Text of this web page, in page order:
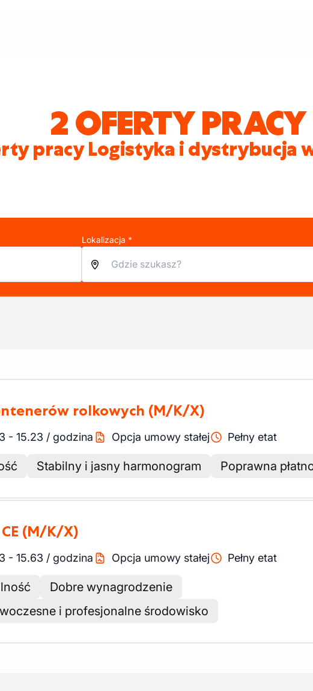
2 OFERTY PRACY
pracy Logistyka i dystrybucja
Lokalizacja *
rolkowych (M/K/X)
- 15.23 / godzina Opcja umowy stałej Pełny etat
Stabilny i jasny harmonogram Poprawna
(M/K/X)
- 15.63 / godzina Opcja umowy stałej Pełny etat
Dobre wynagrodzenie
i profesjonalne środowisko